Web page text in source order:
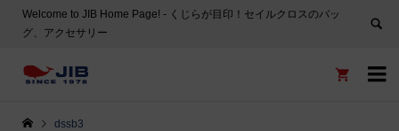
Welcome to JIB Home Page! ‐ くじらが目印！セイルクロスのバッ
グ、アクセサリー


dssb3